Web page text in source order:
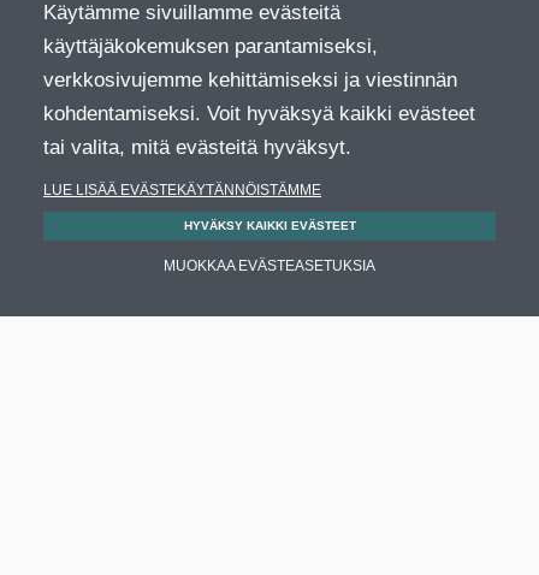
Käytämme sivuillamme evästeitä
käyttäjäkokemuksen parantamiseksi,
verkkosivujemme kehittämiseksi ja viestinnän
kohdentamiseksi. Voit hyväksyä kaikki evästeet
tai valita, mitä evästeitä hyväksyt.
LUE LISÄÄ EVÄSTEKÄYTÄNNÖISTÄMME
HYVÄKSY KAIKKI EVÄSTEET
MUOKKAA EVÄSTEASETUKSIA